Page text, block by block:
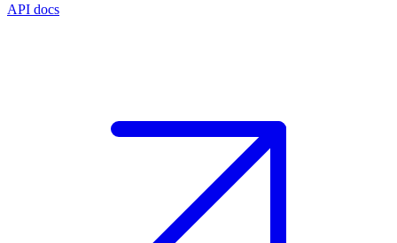
API docs